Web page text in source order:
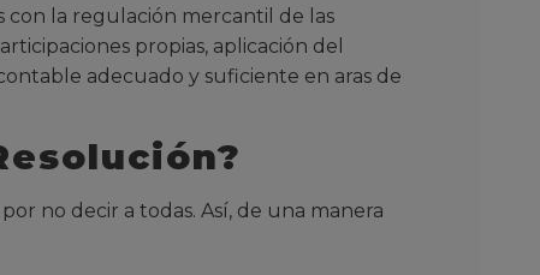
con la regulación mercantil de las
propias, aplicación del
adecuado y suficiente en aras de
no decir a todas. Así, de una manera